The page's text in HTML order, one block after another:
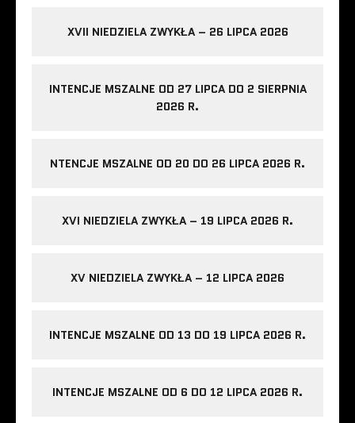
XVII NIEDZIELA ZWYKŁA – 26 LIPCA 2026
INTENCJE MSZALNE OD 27 LIPCA DO 2 SIERPNIA
2026 R.
NTENCJE MSZALNE OD 20 DO 26 LIPCA 2026 R.
XVI NIEDZIELA ZWYKŁA – 19 LIPCA 2026 R.
XV NIEDZIELA ZWYKŁA – 12 LIPCA 2026
INTENCJE MSZALNE OD 13 DO 19 LIPCA 2026 R.
INTENCJE MSZALNE OD 6 DO 12 LIPCA 2026 R.